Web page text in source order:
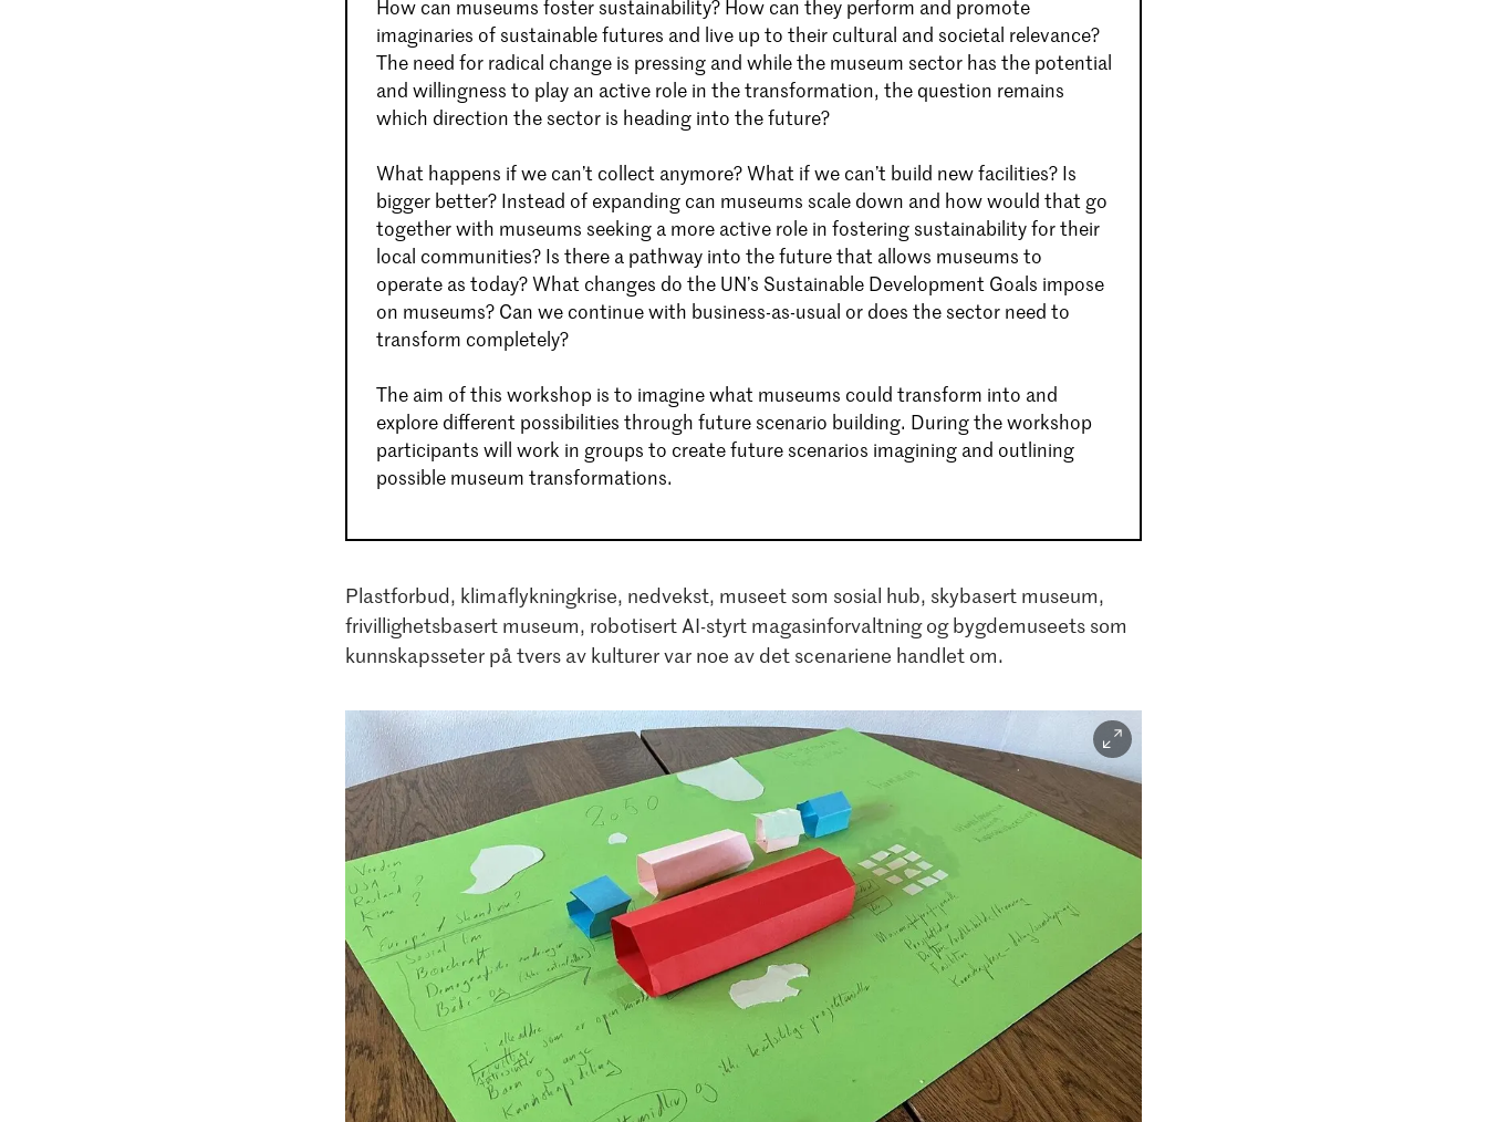
How can museums foster sustainability? How can they perform and promote
imaginaries of sustainable futures and live up to their cultural and societal relevance?
The need for radical change is pressing and while the museum sector has the potential
and willingness to play an active role in the transformation, the question remains
which direction the sector is heading into the future?
What happens if we can’t collect anymore? What if we can’t build new facilities? Is
bigger better? Instead of expanding can museums scale down and how would that go
together with museums seeking a more active role in fostering sustainability for their
local communities? Is there a pathway into the future that allows museums to
operate as today? What changes do the UN’s Sustainable Development Goals impose
on museums? Can we continue with business-as-usual or does the sector need to
transform completely?
The aim of this workshop is to imagine what museums could transform into and
explore different possibilities through future scenario building. During the workshop
participants will work in groups to create future scenarios imagining and outlining
possible museum transformations.
Plastforbud, klimaflykningkrise, nedvekst, museet som sosial hub, skybasert museum,
frivillighetsbasert museum, robotisert AI-styrt magasinforvaltning og bygdemuseets som
kunnskapsseter på tvers av kulturer var noe av det scenariene handlet om.